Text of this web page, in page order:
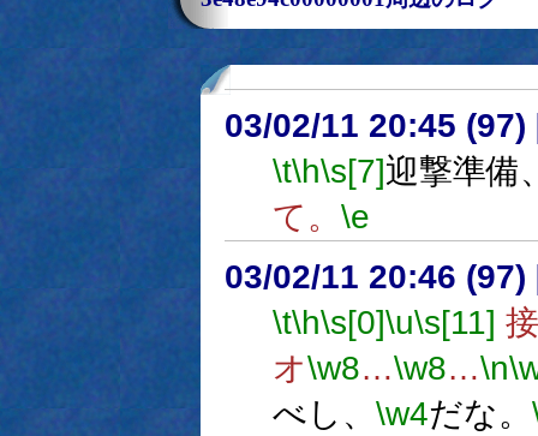
03/02/11 20:45 (97)
\t\h\s[7]迎撃準備
て。 \e
03/02/11 20:46 (97)
\t\h\s[0]\u\s[11]
オ\w8…\w8…\n
べし、 \w4だな。